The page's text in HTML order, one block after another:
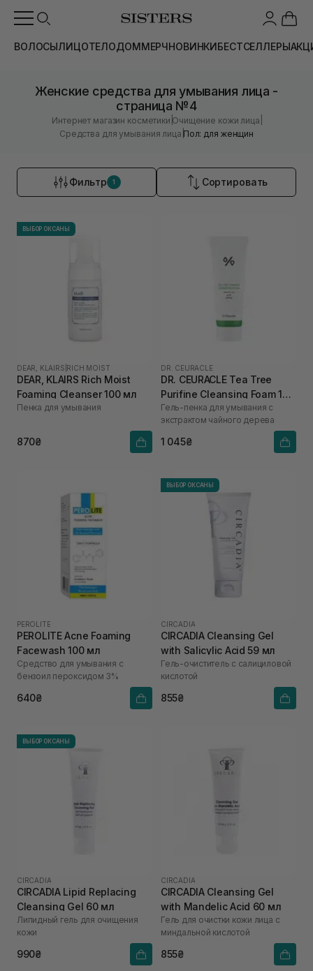
ВОЛОСЫЛИЦОТЕЛОДОММЕРЧНОВИНКИБЕСТСЕЛЛЕРЫ
Женские средства для умывания лица -
страница №4
Интернет магазин косметики |Очищение кожи лица
Средства для умывания лица |Пол: для женщин
Фильтр 1 Сортировать
ВЫБОР ОКСАНЫ
DEAR, KLAIRS RICH MOIST
DEAR, KLAIRS Rich Moist
Foaming Cleanser 100 мл
Пенка для умывания
870₴
DR. CEURACLE
DR. CEURACLE Tea Tree
Purifine Cleansing Foam 150
мл
Гель-пенка для умывания с
экстрактом чайного дерева
1 045₴
PEROLITE
PEROLITE Acne Foaming
Facewash 100 мл
Средство для умывания с
бензоил пероксидом 3%
640₴
ВЫБОР ОКСАНЫ
CIRCADIA
CIRCADIA Cleansing Gel
with Salicylic Acid 59 мл
Гель-очиститель с салициловой
кислотой
855₴
ВЫБОР ОКСАНЫ
CIRCADIA
CIRCADIA Lipid Replacing
Cleansing Gel 60 мл
Липидный гель для очищения
кожи
990₴
CIRCADIA
CIRCADIA Cleansing Gel
with Mandelic Acid 60 мл
Гель для очистки кожи лица с
миндальной кислотой
855₴